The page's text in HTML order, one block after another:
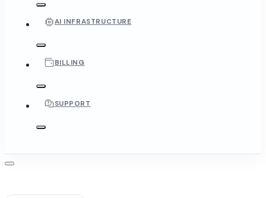
AI INFRASTRUCTURE
BILLING
SUPPORT